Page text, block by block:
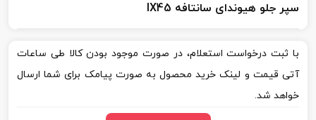
سپر جلو هیوندای سانتافه IX45
با ثبت درخواست استعلام، در صورت موجود بودن کالا طی ساعات
آتی قیمت و لینک خرید محصول به صورت پیامک برای شما ارسال
خواهد شد.